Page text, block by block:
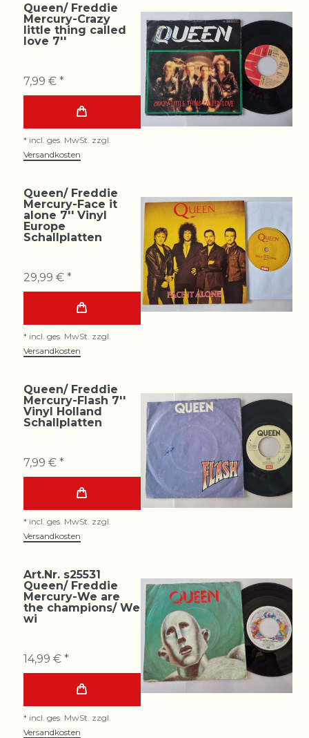
Queen/ Freddie
Mercury-Crazy
little thing called
love 7''
7,99 € *
* incl. ges. MwSt. zzgl.
Versandkosten
Queen/ Freddie
Mercury-Face it
alone 7'' Vinyl
Europe
Schallplatten
29,99 € *
* incl. ges. MwSt. zzgl.
Versandkosten
Queen/ Freddie
Mercury-Flash 7''
Vinyl Holland
Schallplatten
7,99 € *
* incl. ges. MwSt. zzgl.
Versandkosten
Art.Nr. s25531
Queen/ Freddie
Mercury-We are
the champions/ We
wi
14,99 € *
* incl. ges. MwSt. zzgl.
Versandkosten